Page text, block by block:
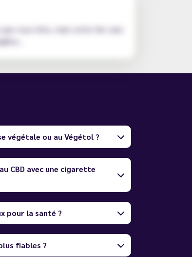
vous êtes, mais cette fois sans
végétale ou au Végétol ?
CBD avec une cigarette
pour la santé ?
fiables ?